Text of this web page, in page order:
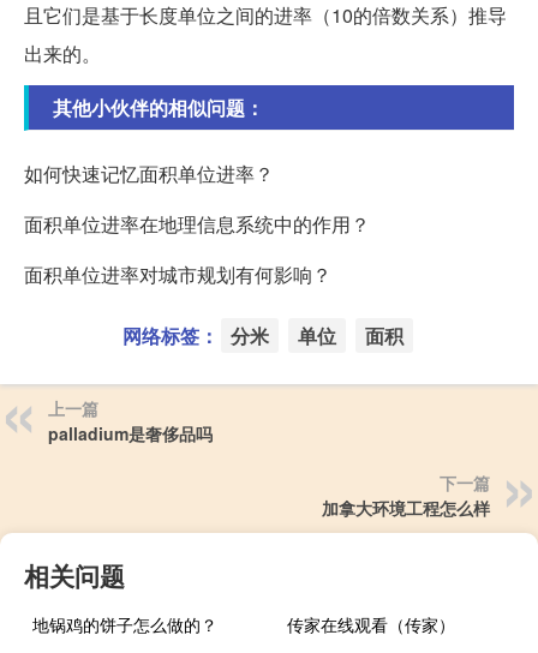
且它们是基于长度单位之间的进率（10的倍数关系）推导
出来的。
其他小伙伴的相似问题：
如何快速记忆面积单位进率？
面积单位进率在地理信息系统中的作用？
面积单位进率对城市规划有何影响？
网络标签： 分米 单位 面积
上一篇
palladium是奢侈品吗
下一篇
加拿大环境工程怎么样
相关问题
地锅鸡的饼子怎么做的？
传家在线观看（传家）